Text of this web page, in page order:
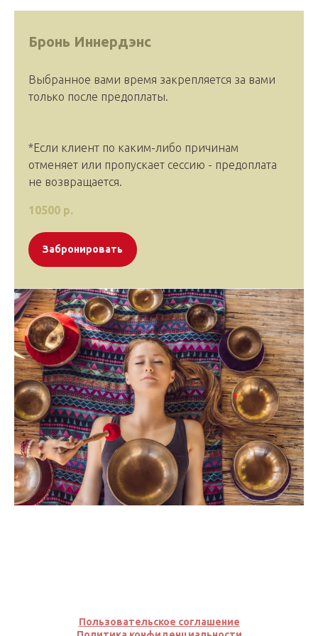
Бронь Иннердэнс
Выбранное вами время закрепляется за вами
только после предоплаты.
*Если клиент по каким-либо причинам
отменяет или пропускает сессию - предоплата
не возвращается.
10500 р.
Забронировать
Пользовательское соглашение